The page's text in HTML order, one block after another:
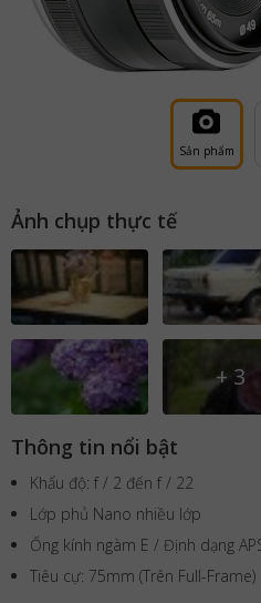
Sản phẩm
Ảnh chụp thực tế
+ 3
Thông tin nổi bật
Khẩu độ: f / 2 đến f / 22
Lớp phủ Nano nhiều lớp
Ống kính ngàm E / Định dạng
Tiêu cự: 75mm (Trên Full-Frame)